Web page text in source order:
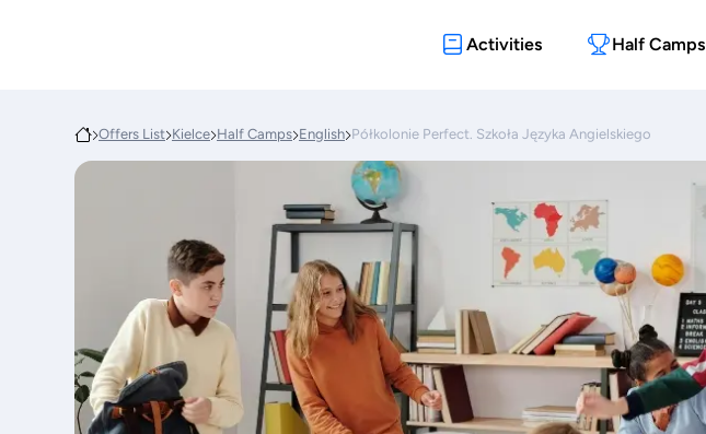
Activities Half Camps
Offers List Kielce Half Camps English Półkolonie Perfect. Szkoła Języka Angielskiego